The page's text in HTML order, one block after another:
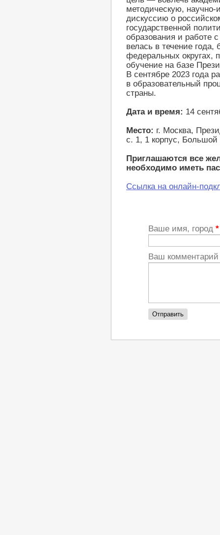
методическую,
дискуссию о
государственной
образования и работе
велась в течение
федеральных округах,
обучение на базе
В сентябре 2023 года
в образовательный
страны.
Дата и время: 14
Место: г. Москва,
с. 1, 1 корпус, Большой
Приглашаются все
необходимо иметь
Ссылка на онлайн-
Ваше имя, город *
Ваш